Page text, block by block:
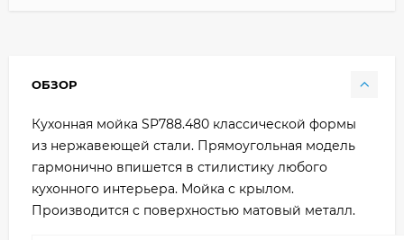
ОБЗОР
Кухонная мойка SP788.480 классической формы
из нержавеющей стали. Прямоугольная модель
гармонично впишется в стилистику любого
кухонного интерьера. Мойка с крылом.
Производится c поверхностью матовый металл.